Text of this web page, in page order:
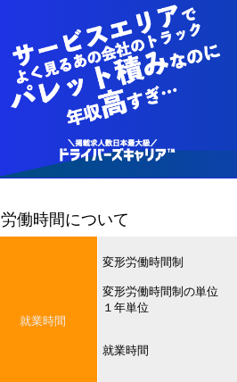
労働時間について
就業時間
変形労働時間制
変形労働時間制の単位
１年単位
就業時間